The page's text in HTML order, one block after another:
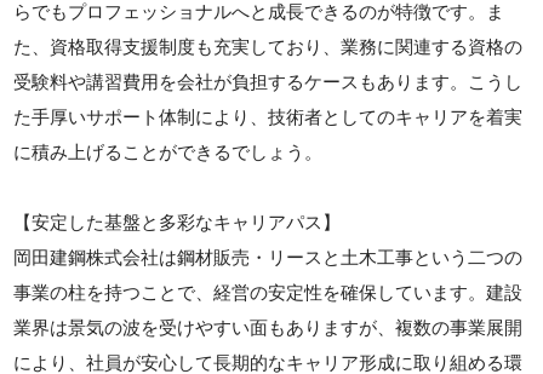
らでもプロフェッショナルへと成長できるのが特徴です。ま
た、資格取得支援制度も充実しており、業務に関連する資格の
受験料や講習費用を会社が負担するケースもあります。こうし
た手厚いサポート体制により、技術者としてのキャリアを着実
に積み上げることができるでしょう。
【安定した基盤と多彩なキャリアパス】
岡田建鋼株式会社は鋼材販売・リースと土木工事という二つの
事業の柱を持つことで、経営の安定性を確保しています。建設
業界は景気の波を受けやすい面もありますが、複数の事業展開
により、社員が安心して長期的なキャリア形成に取り組める環